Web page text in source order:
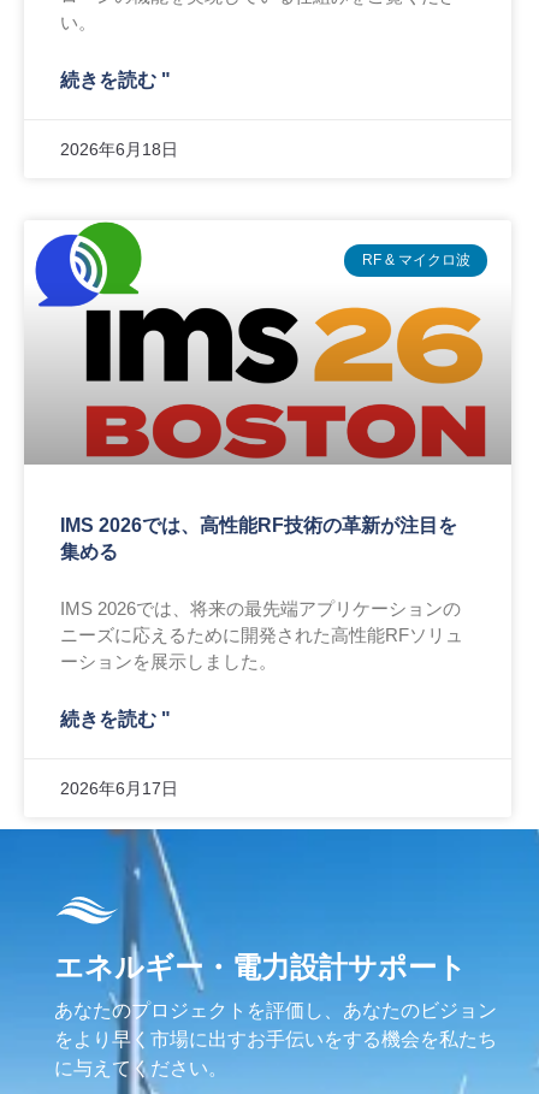
い。
続きを読む "
2026年6月18日
RF & マイクロ波
IMS 2026では、高性能RF技術の革新が注目を
集める
IMS 2026では、将来の最先端アプリケーションの
ニーズに応えるために開発された高性能RFソリュ
ーションを展示しました。
続きを読む "
2026年6月17日
エネルギー・電力設計サポート
あなたのプロジェクトを評価し、あなたのビジョン
をより早く市場に出すお手伝いをする機会を私たち
に与えてください。